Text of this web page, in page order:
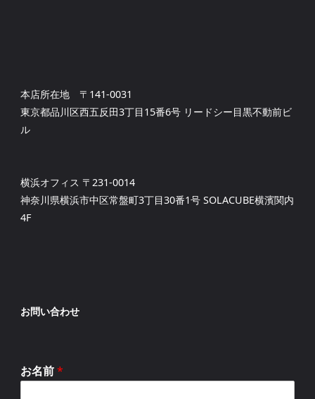
本店所在地 〒141-0031
東京都品川区西五反田3丁目15番6号 リードシー目黒不動前ビ
ル
横浜オフィス 〒231-0014
神奈川県横浜市中区常盤町3丁目30番1号 SOLACUBE横濱関内
4F
お問い合わせ
お名前*